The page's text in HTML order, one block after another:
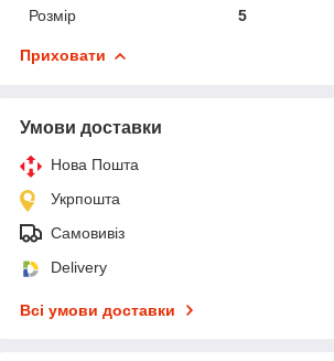
Розмір
5
Приховати
Умови доставки
Нова Пошта
Укрпошта
Самовивіз
Delivery
Всі умови доставки